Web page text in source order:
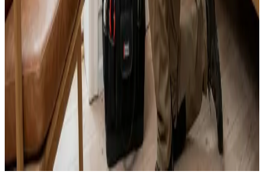
Professionel installation
Få tilbud nu
Ring 70 60 30 04